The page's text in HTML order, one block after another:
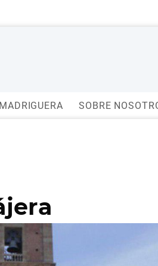
MADRIGUERA SOBRE